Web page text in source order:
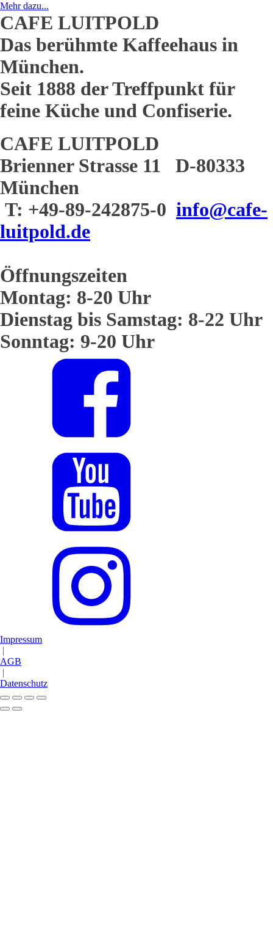
Mehr dazu...
CAFE LUITPOLD
Das berühmte Kaffeehaus in
München.
Seit 1888 der Treffpunkt für
feine Küche und Confiserie.
CAFE LUITPOLD
Brienner Strasse 11 D-80333
München
T: +49-89-242875-0 info@cafe-
luitpold.de
Öffnungszeiten
Montag: 8-20 Uhr
Dienstag bis Samstag: 8-22 Uhr
Sonntag: 9-20 Uhr
Impressum
|
AGB
|
Datenschutz